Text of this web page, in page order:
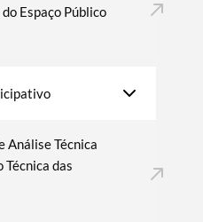
Espaço Público
Análise Técnica
Técnica das